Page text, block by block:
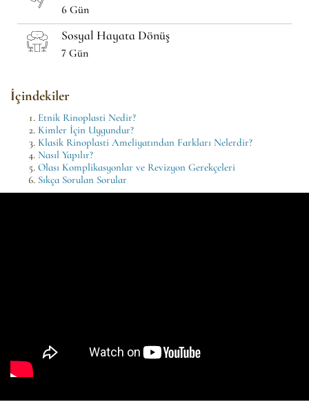
6 Gün
Sosyal Hayata Dönüş
7 Gün
İçindekiler
Etnik Rinoplasti Nedir?
Kimler İçin Uygundur?
Klasik Rinoplasti Ameliyatından Farkları Nelerdir?
Nasıl Yapılır?
Olası Komplikasyonlar ve Revizyon Gerekçeleri
Sıkça Sorulan Sorular